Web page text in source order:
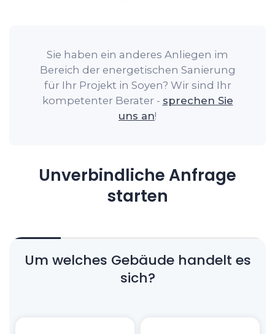
Sie haben ein anderes Anliegen im
Bereich der energetischen Sanierung
für Ihr Projekt in Soyen? Wir sind Ihr
kompetenter Berater - sprechen Sie
uns an!
Unverbindliche Anfrage
starten